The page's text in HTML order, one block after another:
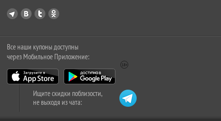
Все наши купоны доступны
через Мобильное Приложение:
Ищите скидки поблизости,
не выходя из чата: